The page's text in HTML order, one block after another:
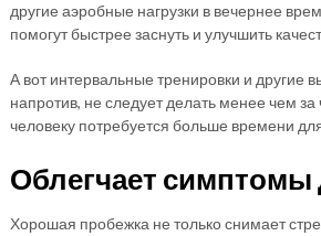
другие аэробные нагрузки в вечернее
помогут быстрее заснуть и улучшить
А вот интервальные тренировки и другие
напротив, не следует делать менее чем за
человеку потребуется больше времени
Облегчает симптомы
Хорошая пробежка не только снимает